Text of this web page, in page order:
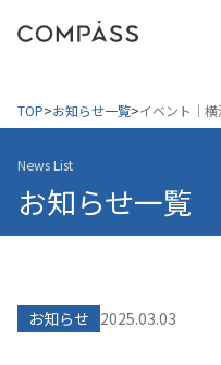
TOP>お知らせ一覧>イベント｜
News List
お知らせ一覧
お知らせ 2025.03.03